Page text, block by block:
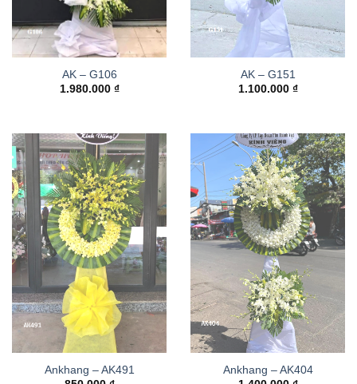
AK – G106
1.980.000 ₫
AK – G151
1.100.000 ₫
Ankhang – AK491
Ankhang – AK404